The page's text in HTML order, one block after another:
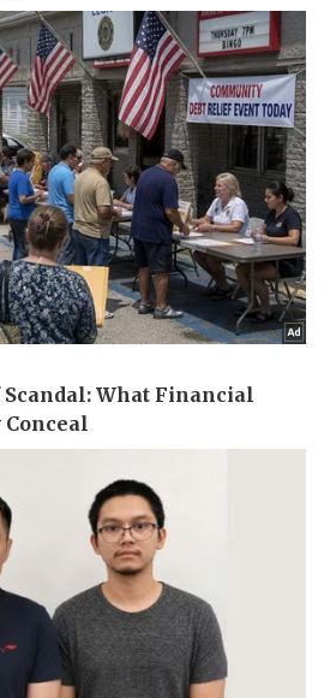
Ô tô - Xe máy
Ô tô
Xe máy
Tư vấn